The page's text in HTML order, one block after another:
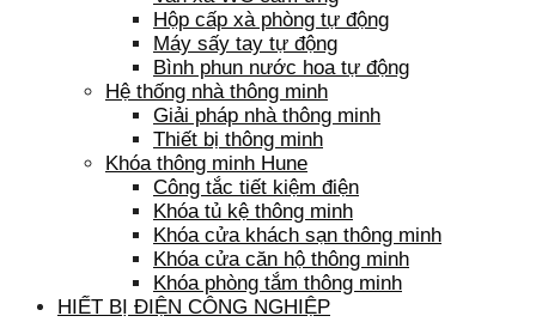
Hộp cấp xà phòng tự động
Máy sấy tay tự động
Bình phun nước hoa tự động
Hệ thống nhà thông minh
Giải pháp nhà thông minh
Thiết bị thông minh
Khóa thông minh Hune
Công tắc tiết kiệm điện
Khóa tủ kệ thông minh
Khóa cửa khách sạn thông minh
Khóa cửa căn hộ thông minh
Khóa phòng tắm thông minh
HIẾT BỊ ĐIỆN CÔNG NGHIỆP